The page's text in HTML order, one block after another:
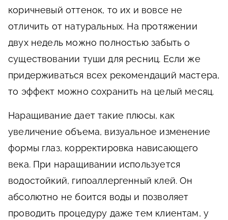
коричневый оттенок, то их и вовсе не
отличить от натуральных. На протяжении
двух недель можно полностью забыть о
существовании туши для ресниц. Если же
придерживаться всех рекомендаций мастера,
то эффект можно сохранить на целый месяц.
Наращивание дает такие плюсы, как
увеличение объема, визуальное изменение
формы глаз, корректировка нависающего
века. При наращивании используется
водостойкий, гипоаллергенный клей. Он
абсолютно не боится воды и позволяет
проводить процедуру даже тем клиентам, у